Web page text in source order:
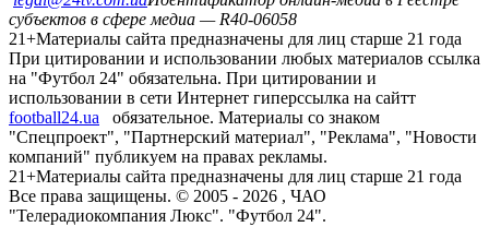
субъектов в сфере медиа — R40-06058
21+Материалы сайта предназначены для лиц старше 21 года
При цитировании и использовании любых материалов ссылка
на "Футбол 24" обязательна. При цитировании и
использовании в сети Интернет гиперссылка на сайтт
football24.ua
обязательное. Материалы со знаком
"Спецпроект", "Партнерский материал", "Реклама", "Новости
компаний" публикуем на правах рекламы.
21+Материалы сайта предназначены для лиц старше 21 года
Все права защищены. © 2005 - 2026 , ЧАО
"Телерадиокомпания Люкс". "Футбол 24".